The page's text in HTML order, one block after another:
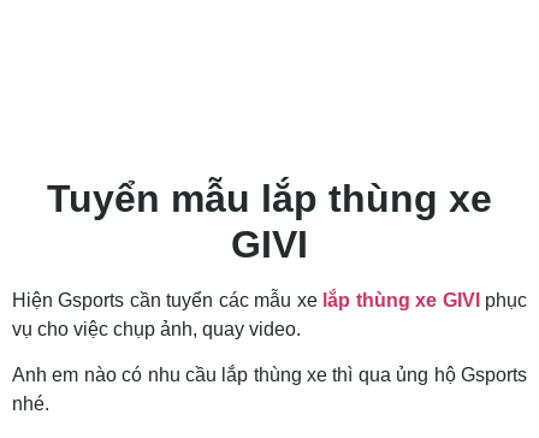
Tuyển mẫu lắp thùng xe
GIVI
Hiện Gsports cần tuyển các mẫu xe lắp thùng xe GIVI phục
vụ cho việc chụp ảnh, quay video.
Anh em nào có nhu cầu lắp thùng xe thì qua ủng hộ Gsports
nhé.